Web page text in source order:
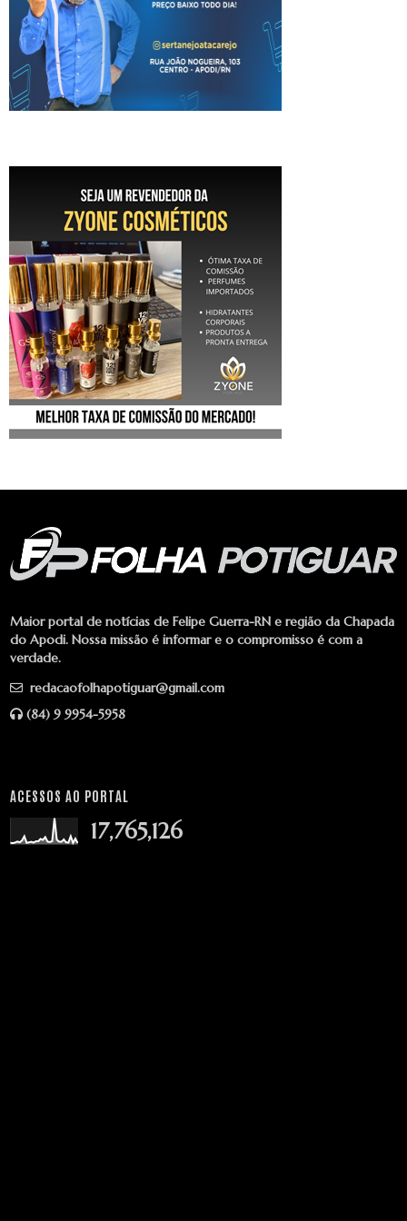
Maior portal de notícias de Felipe Guerra-RN e região da Chapada
do Apodi. Nossa missão é informar e o compromisso é com a
verdade.
redacaofolhapotiguar@gmail.com
(84) 9 9954-5958
ACESSOS AO PORTAL
17,765,126